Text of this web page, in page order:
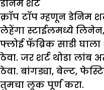
डेनिम शर्ट
क्रॉप टॉप म्हणून डेनिम
लेहेंगा स्टाईलमध्ये लिनेन,
फ्लोई फॅब्रिक साडी
ठेवा. जर शर्ट थोडा
ठेवा. बांगड्या, बेल्ट,
तुमचा लूक पूर्ण करा.